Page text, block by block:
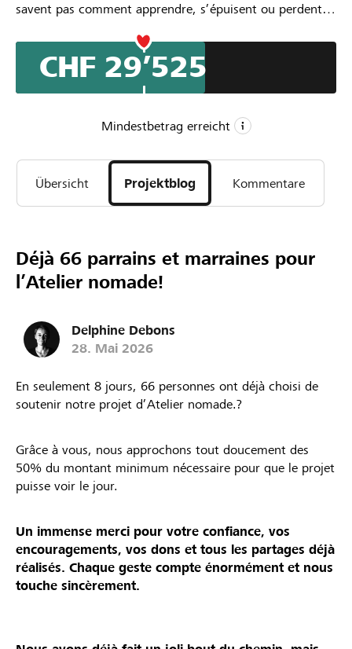
savent pas comment apprendre, s’épuisent ou perdent
scolaire 2026-2027 des accompagnements individuels
afin de les aider à comprendre leur fonctionnement
d’apprentissage, à développer des stratégies adaptées, à
pouvoir aller dans les quartiers ou dans des communes,
nous souhaitons créer l'Atelier nomade, un van
CHF 29’525
Mindestbetrag erreicht
CHF 20’000
Mindestbetrag
CHF 50’000
170
Unterstützungen
Übersicht Projektblog Kommentare
Déjà 66 parrains et marraines pour
l’Atelier nomade!
Delphine Debons
28. Mai 2026
En seulement 8 jours, 66 personnes ont déjà choisi de
soutenir notre projet d’Atelier nomade.?
Grâce à vous, nous approchons tout doucement des
50% du montant minimum nécessaire pour que le projet
puisse voir le jour.
Un immense merci pour votre confiance, vos
encouragements, vos dons et tous les partages déjà
réalisés. Chaque geste compte énormément et nous
touche sincèrement.